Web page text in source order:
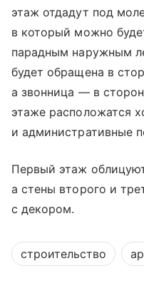
этаж отдадут под
в который можно
парадным наружным
будет обращена в
а звонница — в
этаже расположатся
и административные
Первый этаж
а стены второго и
с декором.
строительство